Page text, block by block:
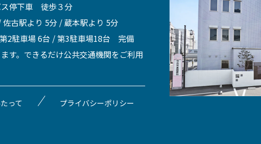
ス停下車 徒歩３分
古駅より 5分 / 蔵本駅より 5分
2駐車場 6台 / 第3駐車場18台 完備
す。できるだけ公共交通機関をご利用
って プライバシーポリシー